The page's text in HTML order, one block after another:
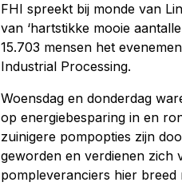
FHI spreekt bij monde van
van ‘hartstikke mooie
15.703 mensen het
Industrial Processing.
Woensdag en donderdag
op energiebesparing in en
zuinigere pompopties zijn
geworden en verdienen zich
pompleveranciers hier breed